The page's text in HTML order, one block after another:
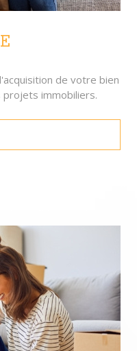
de votre bien
immobiliers.